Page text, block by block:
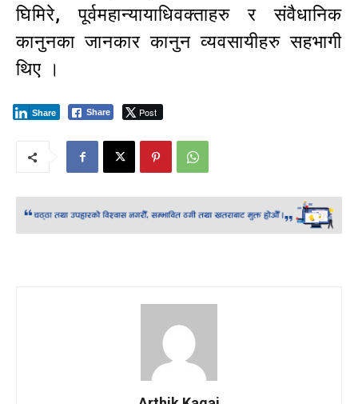
घिमिरे, पूर्वमहान्यायाधिवक्ताहरु र संवैधानिक
कानुनका जानकार कानुन व्यवसायीहरु सहभागी
थिए ।
Share Post
Share